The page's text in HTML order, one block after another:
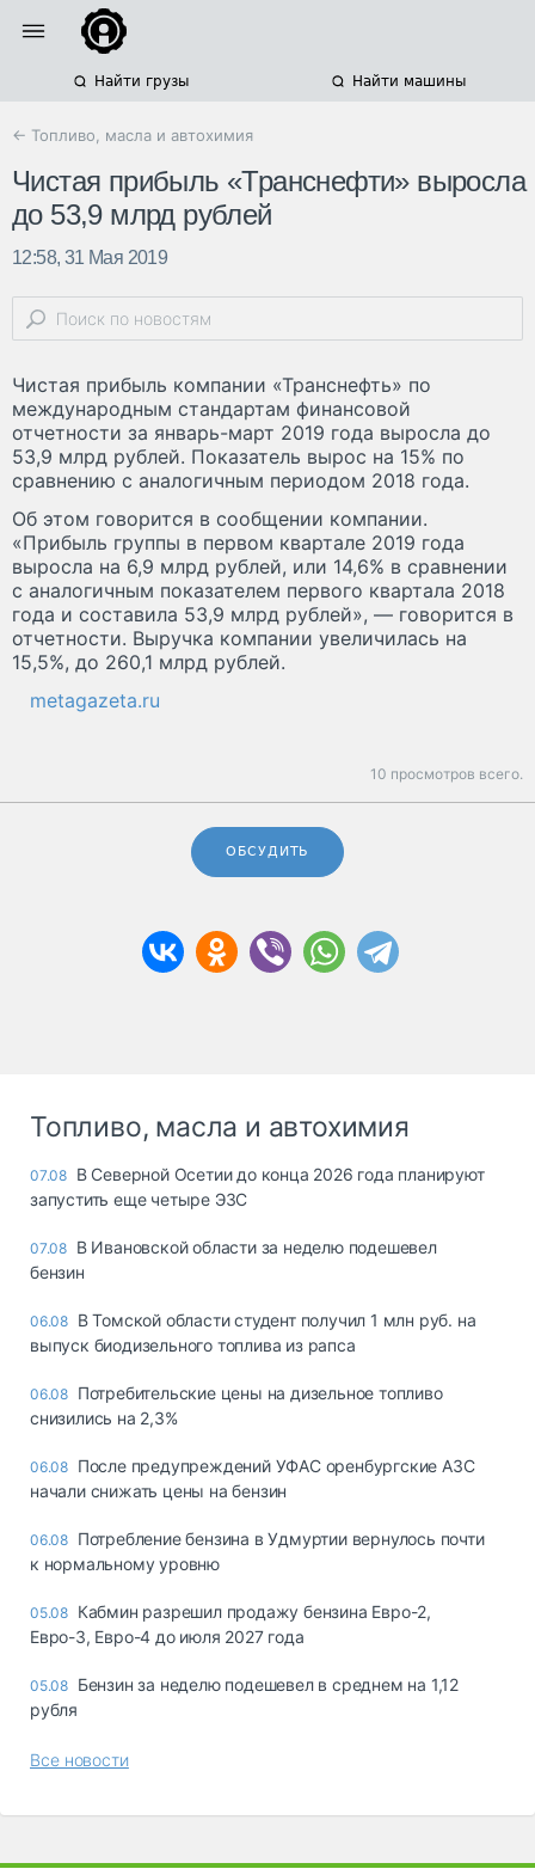
Найти грузы Найти машины
← Топливо, масла и автохимия
Чистая прибыль «Транснефти» выросла
до 53,9 млрд рублей
12:58, 31 Мая 2019
Чистая прибыль компании «Транснефть» по
международным стандартам финансовой
отчетности за январь-март 2019 года выросла до
53,9 млрд рублей. Показатель вырос на 15% по
сравнению с аналогичным периодом 2018 года.
Об этом говорится в сообщении компании.
«Прибыль группы в первом квартале 2019 года
выросла на 6,9 млрд рублей, или 14,6% в сравнении
с аналогичным показателем первого квартала 2018
года и составила 53,9 млрд рублей», — говорится в
отчетности. Выручка компании увеличилась на
15,5%, до 260,1 млрд рублей.
metagazeta.ru
10 просмотров всего.
ОБСУДИТЬ
Топливо, масла и автохимия
07.08 В Северной Осетии до конца 2026 года планируют
запустить еще четыре ЭЗС
07.08 В Ивановской области за неделю подешевел
бензин
06.08 В Томской области студент получил 1 млн руб. на
выпуск биодизельного топлива из рапса
06.08 Потребительские цены на дизельное топливо
снизились на 2,3%
06.08 После предупреждений УФАС оренбургские АЗС
начали снижать цены на бензин
06.08 Потребление бензина в Удмуртии вернулось почти
к нормальному уровню
05.08 Кабмин разрешил продажу бензина Евро-2,
Евро-3, Евро-4 до июля 2027 года
05.08 Бензин за неделю подешевел в среднем на 1,12
рубля
Все новости